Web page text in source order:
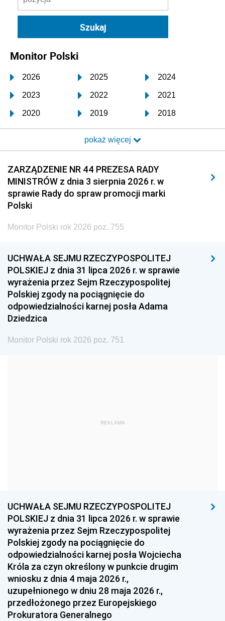
Monitor Polski
2026 2025 2024
2023 2022 2021
2020 2019 2018
2017 2016 2015
2014 2013 2012
2011 2010 2009
2008 2007 2006
2005
1996 1995 1994
1993 1992 1991
1990 1989
1987 1986 1985
1968
1954 1953 1952
1951 1950 1949
1948 1947
1939 1938 1937
1936 1930
pokaż więcej
ZARZĄDZENIE NR 44 PREZESA RADY
MINISTRÓW z dnia 3 sierpnia 2026 r. w
sprawie Rady do spraw promocji marki
Polski
Monitor Polski rok 2026 poz. 755
UCHWAŁA SEJMU RZECZYPOSPOLITEJ
POLSKIEJ z dnia 31 lipca 2026 r. w sprawie
wyrażenia przez Sejm Rzeczypospolitej
Polskiej zgody na pociągnięcie do
odpowiedzialności karnej posła Adama
Dziedzica
Monitor Polski rok 2026 poz. 751
REKLAMA
UCHWAŁA SEJMU RZECZYPOSPOLITEJ
POLSKIEJ z dnia 31 lipca 2026 r. w sprawie
wyrażenia przez Sejm Rzeczypospolitej
Polskiej zgody na pociągnięcie do
odpowiedzialności karnej posła Wojciecha
Króla za czyn określony w punkcie drugim
wniosku z dnia 4 maja 2026 r.,
uzupełnionego w dniu 28 maja 2026 r.,
przedłożonego przez Europejskiego
Prokuratora Generalnego